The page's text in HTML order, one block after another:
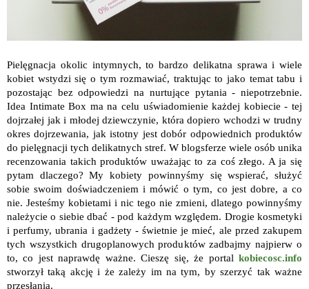
Pielęgnacja okolic intymnych, to bardzo delikatna sprawa i wiele
kobiet wstydzi się o tym rozmawiać, traktując to jako temat tabu i
pozostając bez odpowiedzi na nurtujące pytania - niepotrzebnie.
Idea Intimate Box ma na celu uświadomienie każdej kobiecie - tej
dojrzałej jak i młodej dziewczynie, która dopiero wchodzi w trudny
okres dojrzewania, jak istotny jest dobór odpowiednich produktów
do pielęgnacji tych delikatnych stref. W blogsferze wiele osób unika
recenzowania takich produktów uważając to za coś złego. A ja się
pytam dlaczego? My kobiety powinnyśmy się wspierać, służyć
sobie swoim doświadczeniem i mówić o tym, co jest dobre, a co
nie. Jesteśmy kobietami i nic tego nie zmieni, dlatego powinnyśmy
należycie o siebie dbać - pod każdym względem. Drogie kosmetyki
i perfumy, ubrania i gadżety - świetnie je mieć, ale przed zakupem
tych wszystkich drugoplanowych produktów zadbajmy najpierw o
to, co jest naprawdę ważne. Cieszę się, że portal kobiecosc.info
stworzył taką akcję i że zależy im na tym, by szerzyć tak ważne
przesłania.